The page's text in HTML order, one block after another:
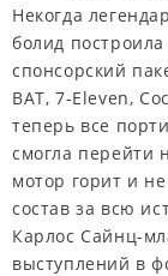
Некогда
болид
спонсорский
BAT, 7-Eleven,
теперь все
смогла перейти
мотор горит и
состав за всю
Карлос Сайнц-
выступлений в